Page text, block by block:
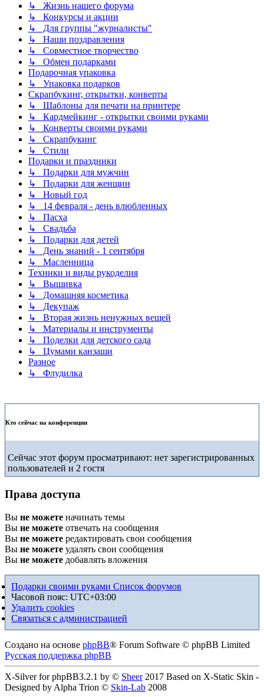
↳ Жизнь нашего форума
↳ Конкурсы и акции
↳ Для группы "журналисты"
↳ Наши поздравления
↳ Совместное творчество
↳ Обмен подарками
Подарочная упаковка
↳ Упаковка подарков
Скрапбукинг, открытки, конверты
↳ Шаблоны для печати на принтере
↳ Кардмейкинг - открытки своими руками
↳ Конверты своими руками
↳ Скрапбукинг
↳ Стили
Подарки и праздники
↳ Подарки для мужчин
↳ Подарки для женщин
↳ Новый год
↳ 14 февраля - день влюбленных
↳ Пасха
↳ Свадьба
↳ Подарки для детей
↳ День знаний - 1 сентября
↳ Масленница
Техники и виды рукоделия
↳ Вышивка
↳ Домашняя косметика
↳ Декупаж
↳ Вторая жизнь ненужных вещей
↳ Материалы и инструменты
↳ Поделки для детского сада
↳ Цумами канзаши
Разное
↳ Флудилка
Кто сейчас на конференции
Сейчас этот форум просматривают: нет зарегистрированных
пользователей и 2 гостя
Права доступа
Вы не можете начинать темы
Вы не можете отвечать на сообщения
Вы не можете редактировать свои сообщения
Вы не можете удалять свои сообщения
Вы не можете добавлять вложения
Подарки своими руками Список форумов
Часовой пояс: UTC+03:00
Удалить cookies
Связаться с администрацией
Создано на основе phpBB® Forum Software © phpBB Limited
Русская поддержка phpBB
X-Silver for phpBB3.2.1 by © Sheer2017 Based on X-Static Skin -
Designed by Alpha Trion © Skin-Lab 2008